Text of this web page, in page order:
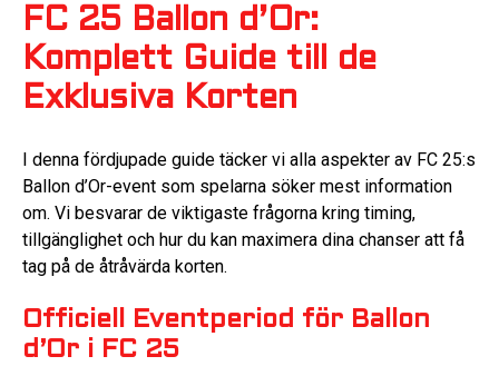
FC 25 Ballon d’Or:
Komplett Guide till de
Exklusiva Korten
I denna fördjupade guide täcker vi alla aspekter av FC 25:s
Ballon d’Or-event som spelarna söker mest information
om. Vi besvarar de viktigaste frågorna kring timing,
tillgänglighet och hur du kan maximera dina chanser att få
tag på de åtråvärda korten.
Officiell Eventperiod för Ballon
d’Or i FC 25